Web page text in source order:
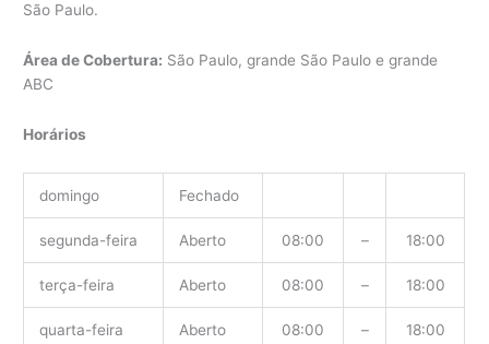
São Paulo.
Área de Cobertura: São Paulo, grande São Paulo e grande
ABC
Horários
domingo Fechado
segunda-feira Aberto 08:00 – 18:00
terça-feira Aberto 08:00 – 18:00
quarta-feira Aberto 08:00 – 18:00